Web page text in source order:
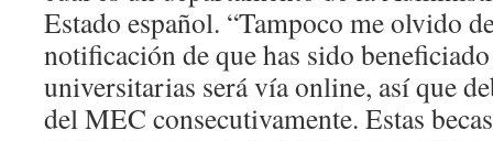
Estado español. “Tampoco me olvido
notificación de que has sido beneficiado
universitarias será vía online, así que
del MEC consecutivamente. Estas